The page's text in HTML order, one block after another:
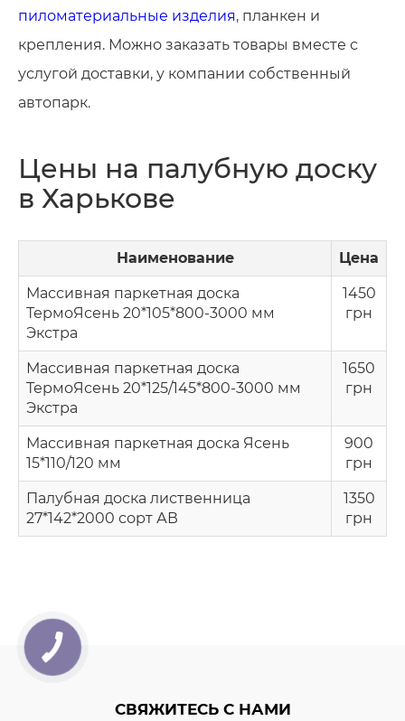
пиломатериальные изделия, планкен и
крепления. Можно заказать товары вместе с
услугой доставки, у компании собственный
автопарк.
Цены на палубную доску
в Харькове
Наименование Цена
Массивная паркетная доска
ТермоЯсень 20*105*800-3000 мм
Экстра
1450
грн
Массивная паркетная доска
ТермоЯсень 20*125/145*800-3000 мм
Экстра
1650
грн
Массивная паркетная доска Ясень
15*110/120 мм
900
грн
Палубная доска лиственница
27*142*2000 сорт АВ
1350
грн
СВЯЖИТЕСЬ С НАМИ